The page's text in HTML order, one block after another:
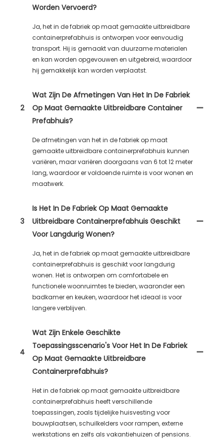
Worden Vervoerd?
Ja, het in de fabriek op maat gemaakte uitbreidbare
containerprefabhuis is ontworpen voor eenvoudig
transport. Hij is gemaakt van duurzame materialen
en kan worden opgevouwen en uitgebreid, waardoor
hij gemakkelijk kan worden verplaatst.
2
Wat Zijn De Afmetingen Van Het In De Fabriek
Op Maat Gemaakte Uitbreidbare Container
Prefabhuis?
De afmetingen van het in de fabriek op maat
gemaakte uitbreidbare containerprefabhuis kunnen
variëren, maar variëren doorgaans van 6 tot 12 meter
lang, waardoor er voldoende ruimte is voor wonen en
maatwerk.
3
Is Het In De Fabriek Op Maat Gemaakte
Uitbreidbare Containerprefabhuis Geschikt
Voor Langdurig Wonen?
Ja, het in de fabriek op maat gemaakte uitbreidbare
containerprefabhuis is geschikt voor langdurig
wonen. Het is ontworpen om comfortabele en
functionele woonruimtes te bieden, waaronder een
badkamer en keuken, waardoor het ideaal is voor
langere verblijven.
4
Wat Zijn Enkele Geschikte
Toepassingsscenario's Voor Het In De Fabriek
Op Maat Gemaakte Uitbreidbare
Containerprefabhuis?
Het in de fabriek op maat gemaakte uitbreidbare
containerprefabhuis heeft verschillende
toepassingen, zoals tijdelijke huisvesting voor
bouwplaatsen, schuilkelders voor rampen, externe
werkstations en zelfs als vakantiehuizen of pensions.